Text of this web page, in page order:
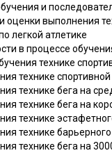
и
оценки выполнения
легкой атлетике
в процессе
технике
технике
технике бега на
технике бега на
технике
технике барьерного
технике бега на